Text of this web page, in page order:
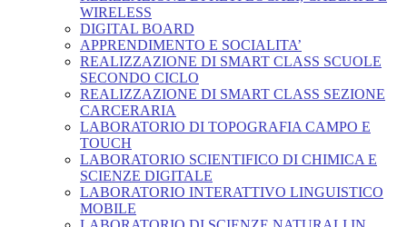
WIRELESS
DIGITAL BOARD
APPRENDIMENTO E SOCIALITA’
REALIZZAZIONE DI SMART CLASS SCUOLE
SECONDO CICLO
REALIZZAZIONE DI SMART CLASS SEZIONE
CARCERARIA
LABORATORIO DI TOPOGRAFIA CAMPO E
TOUCH
LABORATORIO SCIENTIFICO DI CHIMICA E
SCIENZE DIGITALE
LABORATORIO INTERATTIVO LINGUISTICO
MOBILE